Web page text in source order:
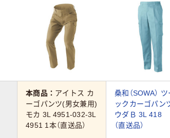
本商品： アイトス カ
ーゴパンツ(男女兼用)
モカ 3L 4951-032-3L
4951 1本（直送品）
桑和（SOWA） ツ
ックカーゴパン
ウダＢ 3L 418
（直送品）